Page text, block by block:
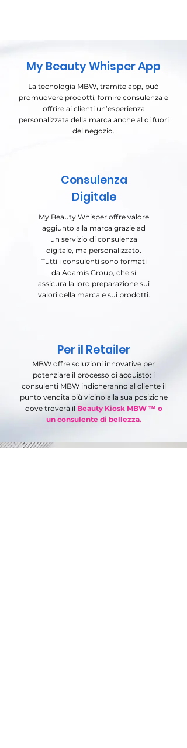
My Beauty Whisper App
La tecnologia MBW, tramite app, può
promuovere prodotti, fornire consulenza e
offrire ai clienti un’esperienza
personalizzata della marca anche al di fuori
del negozio.
Consulenza
Digitale
My Beauty Whisper offre valore
aggiunto alla marca grazie ad
un servizio di consulenza
digitale, ma personalizzato.
Tutti i consulenti sono formati
da Adamis Group, che si
assicura la loro preparazione sui
valori della marca e sui prodotti.
Per il Retailer
MBW offre soluzioni innovative per
potenziare il processo di acquisto: i
consulenti MBW indicheranno al cliente il
punto vendita più vicino alla sua posizione
dove troverà il Beauty Kiosk MBW ™ o
un consulente di bellezza.